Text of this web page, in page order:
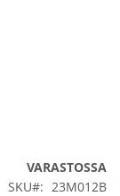
VARASTOSSA
SKU
23M012B